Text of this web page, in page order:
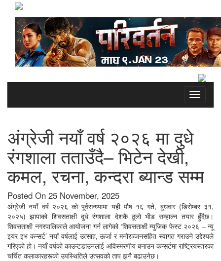
Toggle
अंग्रेजी नयाँ वर्ष २०२६ मा दुधे
रंगशाला तताउँदै– भिटेन देखी,
कमल, रचना, कन्दरा ब्यान्ड सम्म
Posted On 25 November, 2025
अंग्रेजी नयाँ वर्ष २०२६ को पूर्वसन्ध्यामा यही पौष १६ गते, बुधवार (डिसेम्बर ३१,
२०२५) झापाको शिवसताक्षी दुधे रंगशाला देशकै ठूलो भीड सम्हाल्न तयार हुँदैछ।
शिवसताक्षी नगरपालिकाले आयोजना गर्न लागेको ‘शिवसताक्षी म्युजिक फेस्ट २०२६ – न्यू
इयर इभ कन्सर्ट’ नयाँ वर्षलाई उत्साह, ऊर्जा र मनोरञ्जनसहित स्वागत गराउने उद्देश्यले
गरिएको हो। नयाँ वर्षको काउन्टडाउनलाई अविस्मरणीय बनाउन कन्सर्टमा राष्ट्रियस्तरका
चर्चित कलाकारहरूको उपस्थितिले उत्सवको ताप झनै बढाउनेछ।